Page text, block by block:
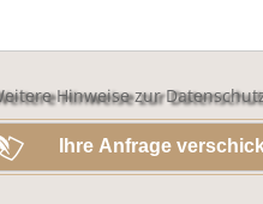
Hinweise zur